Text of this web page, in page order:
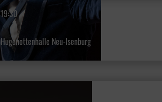
19:30
Hugenottenhalle Neu-Isenburg